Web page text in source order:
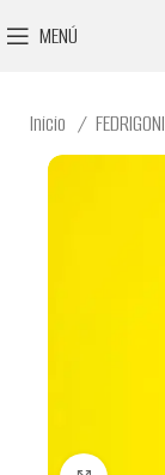
MENÚ
Inicio FEDRIGONI